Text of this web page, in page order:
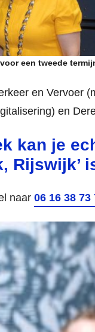
een tweede
en Vervoer
en
kan je
Rijswijk’
naar 06 16 38 73